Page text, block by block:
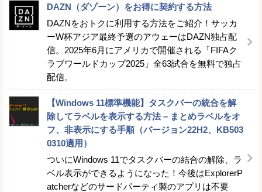
DAZN（ダゾーン）をお得に契約する方法
DAZNをおトクに利用する方法をご紹介！サッカ
ーW杯アジア最終予選のアウェーはDAZN独占配
信。2025年6月にアメリカで開催される「FIFAク
ラブワールドカップ2025」全63試合を無料で独占
配信。
【Windows 11標準機能】タスクバーの統合を解
除してラベルを表示する方法 – まとめラベルをオ
フ、非表示にする手順（バージョン22H2、KB503
0310適用）
ついにWindows 11でタスクバーの結合の解除、ラ
ベル表示ができるようになった！今後はExplorerP
atcherなどのサードパーティ製のアプリは不要